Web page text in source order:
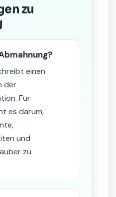
zu
einen
der
Für
es darum,
und
zu